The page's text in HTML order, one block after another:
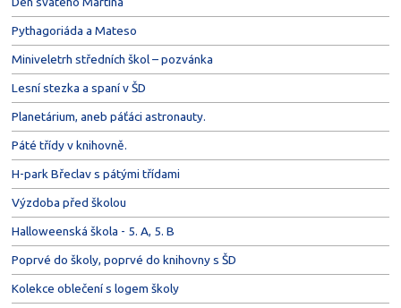
Pythagoriáda a Mateso
Miniveletrh středních škol – pozvánka
Lesní stezka a spaní v ŠD
Planetárium, aneb páťáci astronauty.
Páté třídy v knihovně.
H-park Břeclav s pátými třídami
Výzdoba před školou
Halloweenská škola - 5. A, 5. B
Poprvé do školy, poprvé do knihovny s ŠD
Kolekce oblečení s logem školy